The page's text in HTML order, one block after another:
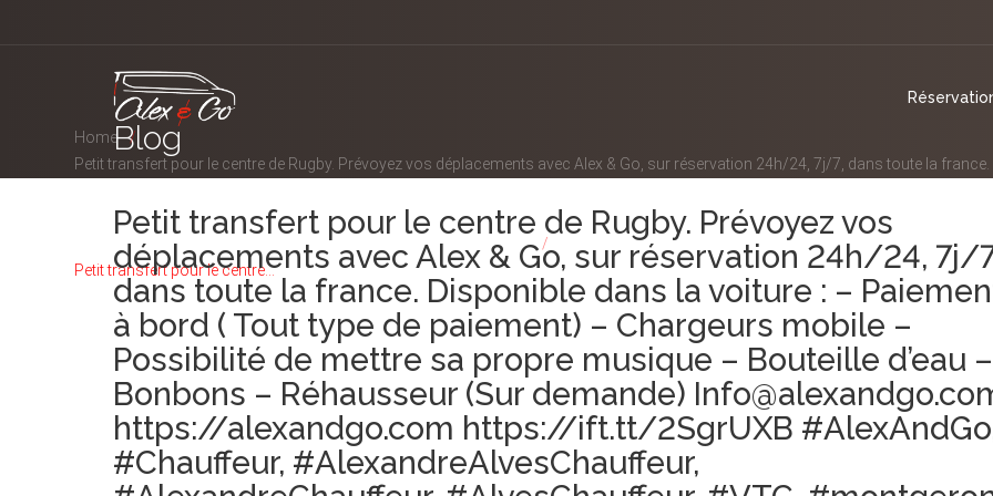
Blog
Home
Petit transfert pour le centre de Rugby. Prévoyez vos déplacements avec Alex & Go, sur réservation 24h/24, 7j/7, dans toute la
type de paiement) – Chargeurs mobile – Possibilité de mettre sa propre musique – Bouteille d’eau – Bonbons – Réhausseur (Sur
https://ift.tt/2SgrUXB #AlexAndGo, #Chauffeur, #AlexandreAlvesChauffeur, #AlexandreChauffeur, #AlvesChauffeur, #VTC,
#ablonsurseine, #athismons, #orly, #juvisysurorge, #virychatillon.
Petit transfert pour le centre...
Petit transfert pour le centre de Rugby. Prévoyez vos
déplacements avec Alex & Go, sur réservation 24h/24, 7j/
dans toute la france. Disponible dans la voiture : –
à bord ( Tout type de paiement) – Chargeurs mobile –
Possibilité de mettre sa propre musique – Bouteille d’eau –
Bonbons – Réhausseur (Sur demande)
https://alexandgo.com https://ift.tt/2SgrUXB
#Chauffeur, #AlexandreAlvesChauffeur,